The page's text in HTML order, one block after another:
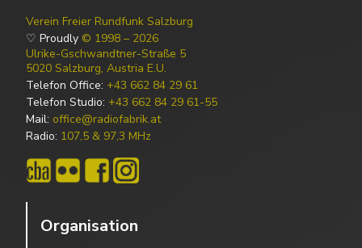
Verein Freier Rundfunk Salzburg
♡ Proudly © 1998 – 2026
Ulrike-Gschwandtner-Straße 5
5020 Salzburg, Austria E.U.
Telefon Office: +43 662 84 29 61
Telefon Studio: +43 662 84 29 61-55
Mail: office@radiofabrik.at
Radio: 107,5 & 97,3 MHz
Organisation